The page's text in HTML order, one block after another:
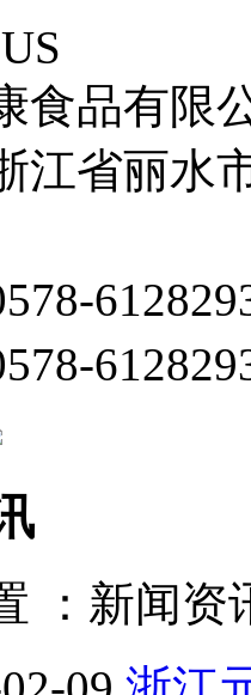
食品有限
江省丽水
： 新闻资